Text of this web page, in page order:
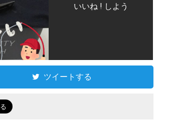
いいね ! しよう
ツイートする